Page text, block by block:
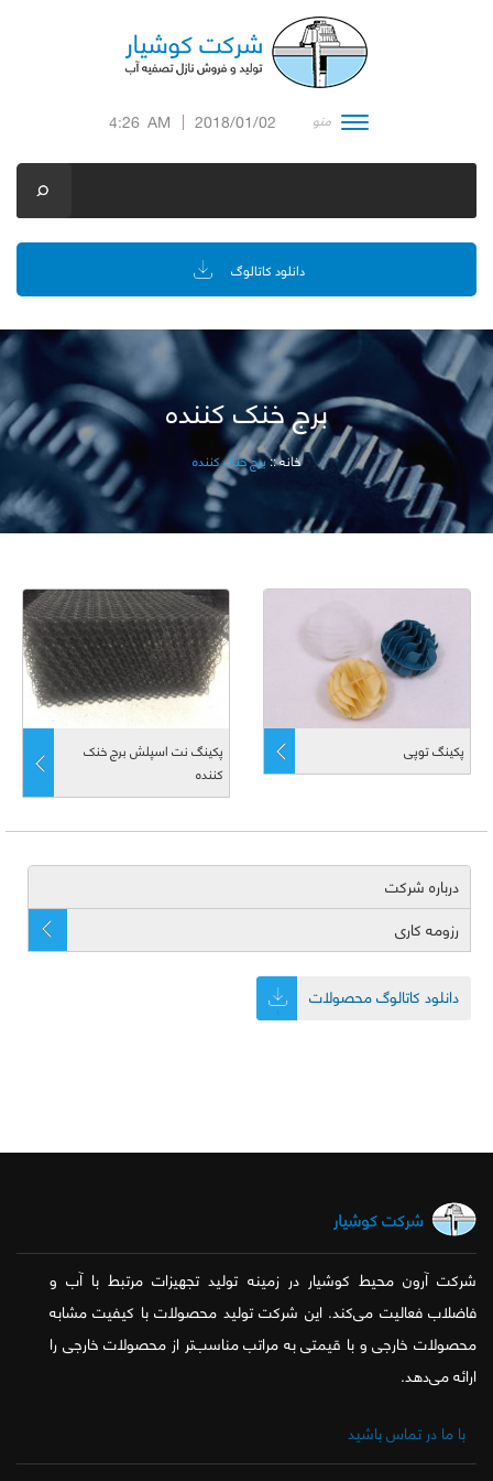
منو 2018/01/02
4:26 AM
دانلود کاتالوگ
برج خنک کننده
خانه::برج خنک کننده
پکینگ توپی
پکینگ نت اسپلش برج خنک
کننده
درباره شرکت
رزومه کاری
دانلود کاتالوگ محصولات
شرکت آرون محیط کوشیار در زمینه تولید تجهیزات مرتبط با آب و
فاضلاب فعالیت می­‌کند. این شرکت تولید محصولات با کیفیت مشابه
محصولات خارجی و با قیمتی به مراتب مناسب‌تر از محصولات خارجی را
ارائه می‌­‌دهد.
با ما در تماس باشید